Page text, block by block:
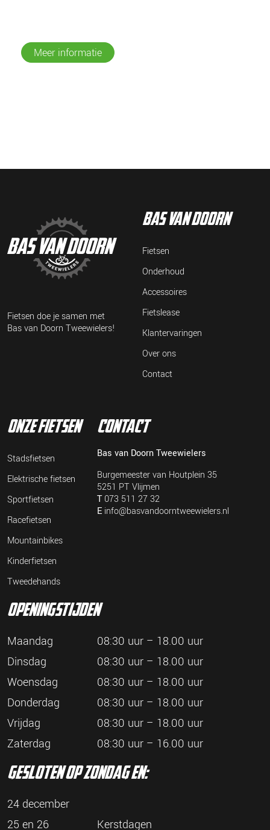
Meer informatie
Fietsen doe je samen met
Bas van Doorn Tweewielers!
bas van doorn
Fietsen
Onderhoud
Accessoires
Fietslease
Klantervaringen
Over ons
Contact
onze fietsen
Stadsfietsen
Elektrische fietsen
Sportfietsen
Racefietsen
Mountainbikes
Kinderfietsen
Tweedehands
contact
Bas van Doorn Tweewielers
Burgemeester van Houtplein 35
5251 PT Vlijmen
T073 511 27 32
E info@basvandoorntweewielers.nl
openingstijden
Maandag
08:30 uur – 18.00 uur
Dinsdag
08:30 uur – 18.00 uur
Woensdag
08:30 uur – 18.00 uur
Donderdag
08:30 uur – 18.00 uur
Vrijdag
08:30 uur – 18.00 uur
Zaterdag
08:30 uur – 16.00 uur
gesloten op zondag en:
24 december
25 en 26
Kerstdagen